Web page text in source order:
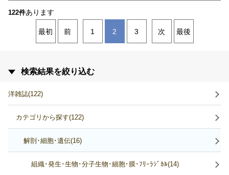
122件あります
最初 前 1 2 3 次 最後
検索結果を絞り込む
洋雑誌(122)
カテゴリから探す(122)
解剖･細胞･遺伝(16)
組織･発生･生物･分子生物･細胞･膜･ﾌﾘｰﾗｼﾞｶﾙ(14)